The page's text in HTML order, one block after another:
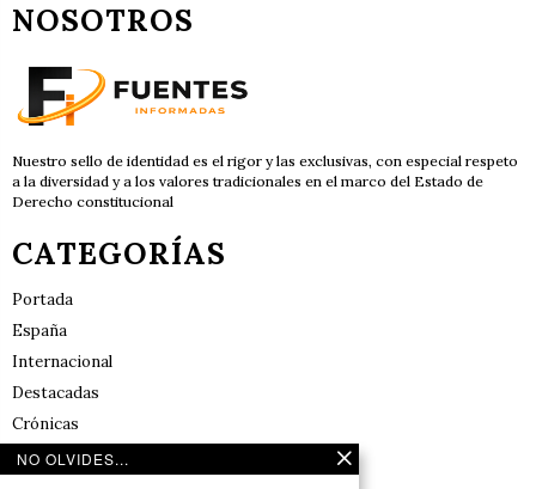
NOSOTROS
Nuestro sello de identidad es el rigor y las exclusivas, con especial respeto
a la diversidad y a los valores tradicionales en el marco del Estado de
Derecho constitucional
CATEGORÍAS
Portada
España
Internacional
Destacadas
Crónicas
Noticias de deportes en España
NO OLVIDES...